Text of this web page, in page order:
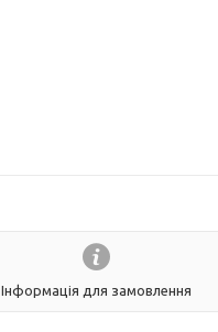
Інформація для замовлення